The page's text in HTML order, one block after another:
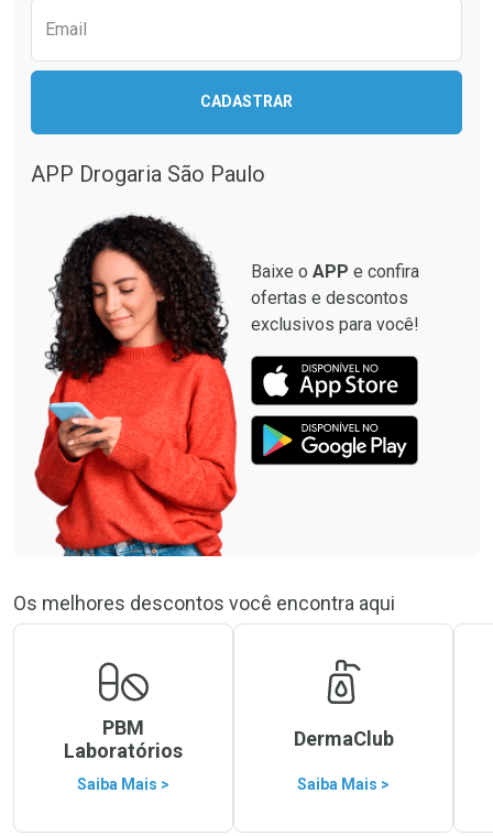
Email
CADASTRAR
APP Drogaria São Paulo
Baixe o APP e confira
ofertas e descontos
exclusivos para você!
Os melhores descontos você encontra aqui
PBM
Laboratórios
Saiba Mais >
DermaClub
Saiba Mais >